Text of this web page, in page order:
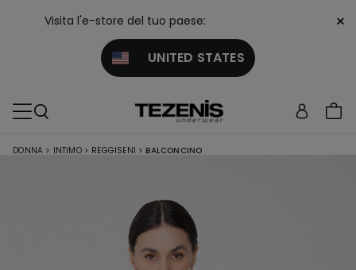
Visita l'e-store del tuo paese:
UNITED STATES
×
DONNA > INTIMO > REGGISENI > BALCONCINO